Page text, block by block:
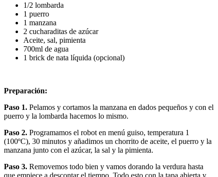
1/2 lombarda
1 puerro
1 manzana
2 cucharaditas de azúcar
Aceite, sal, pimienta
700ml de agua
1 brick de nata líquida (opcional)
Preparación:
Paso 1. Pelamos y cortamos la manzana en dados pequeños y con el
puerro y la lombarda hacemos lo mismo.
Paso 2. Programamos el robot en menú guiso, temperatura 1
(100ºC), 30 minutos y añadimos un chorrito de aceite, el puerro y la
manzana junto con el azúcar, la sal y la pimienta.
Paso 3. Removemos todo bien y vamos dorando la verdura hasta
que empiece a descontar el tiempo. Todo esto con la tapa abierta y